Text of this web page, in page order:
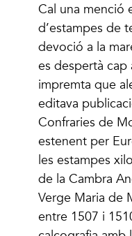
Cal una menció
d’estampes de
devoció a la
es despertà cap
impremta que
editava
Confraries de
estenent per
les estampes
de la Cambra
Verge Maria de
entre 1507 i